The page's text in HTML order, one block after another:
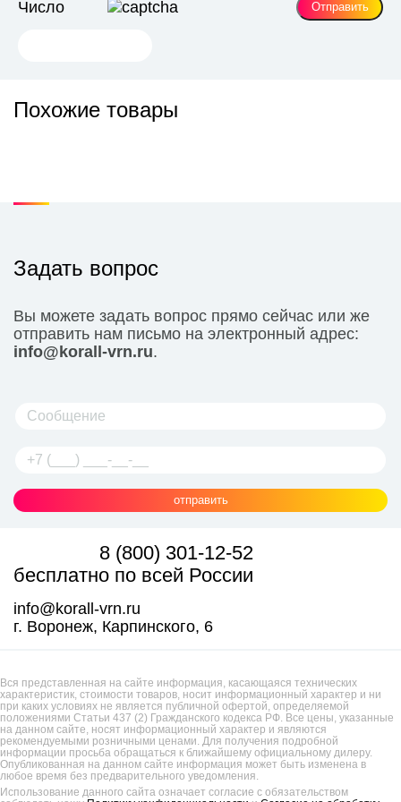
Число
Похожие товары
Задать вопрос
Вы можете задать вопрос прямо сейчас или же
отправить нам письмо на электронный адрес:
info@korall-vrn.ru.
отправить
8 (800) 301-12-52
бесплатно по всей России
info@korall-vrn.ru
г. Воронеж, Карпинского, 6
Вся представленная на сайте информация, касающаяся технических
характеристик, стоимости товаров, носит информационный характер и ни
при каких условиях не является публичной офертой, определяемой
положениями Статьи 437 (2) Гражданского кодекса РФ. Все цены, указанные
на данном сайте, носят информационный характер и являются
рекомендуемыми розничными ценами. Для получения подробной
информации просьба обращаться к ближайшему официальному дилеру.
Опубликованная на данном сайте информация может быть изменена в
любое время без предварительного уведомления.
Использование данного сайта означает согласие с обязательством